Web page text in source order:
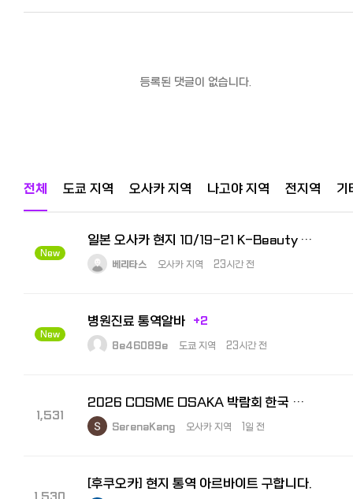
등록된 댓글이 없습니다.
전체 도쿄 지역 오사카 지역 나고야 지역 전지역 기
New
일본 오사카 현지 10/19-21 K-Beauty Expo 수출상담회 통역사 모집
베리타스 오사카 지역 23시간 전
New
병원진료 통역알바 +2
8e46089e 도쿄 지역 23시간 전
1,531
2026 COSME OSAKA 박람회 한국 참가 기업 부스 내 비즈니스 통역원 모집
SerenaKang 오사카 지역 1일 전
[후쿠오카] 현지 통역 아르바이트 구합니다.